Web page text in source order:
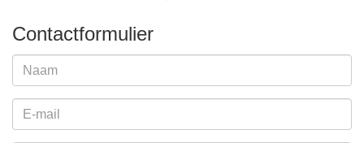
Contactformulier